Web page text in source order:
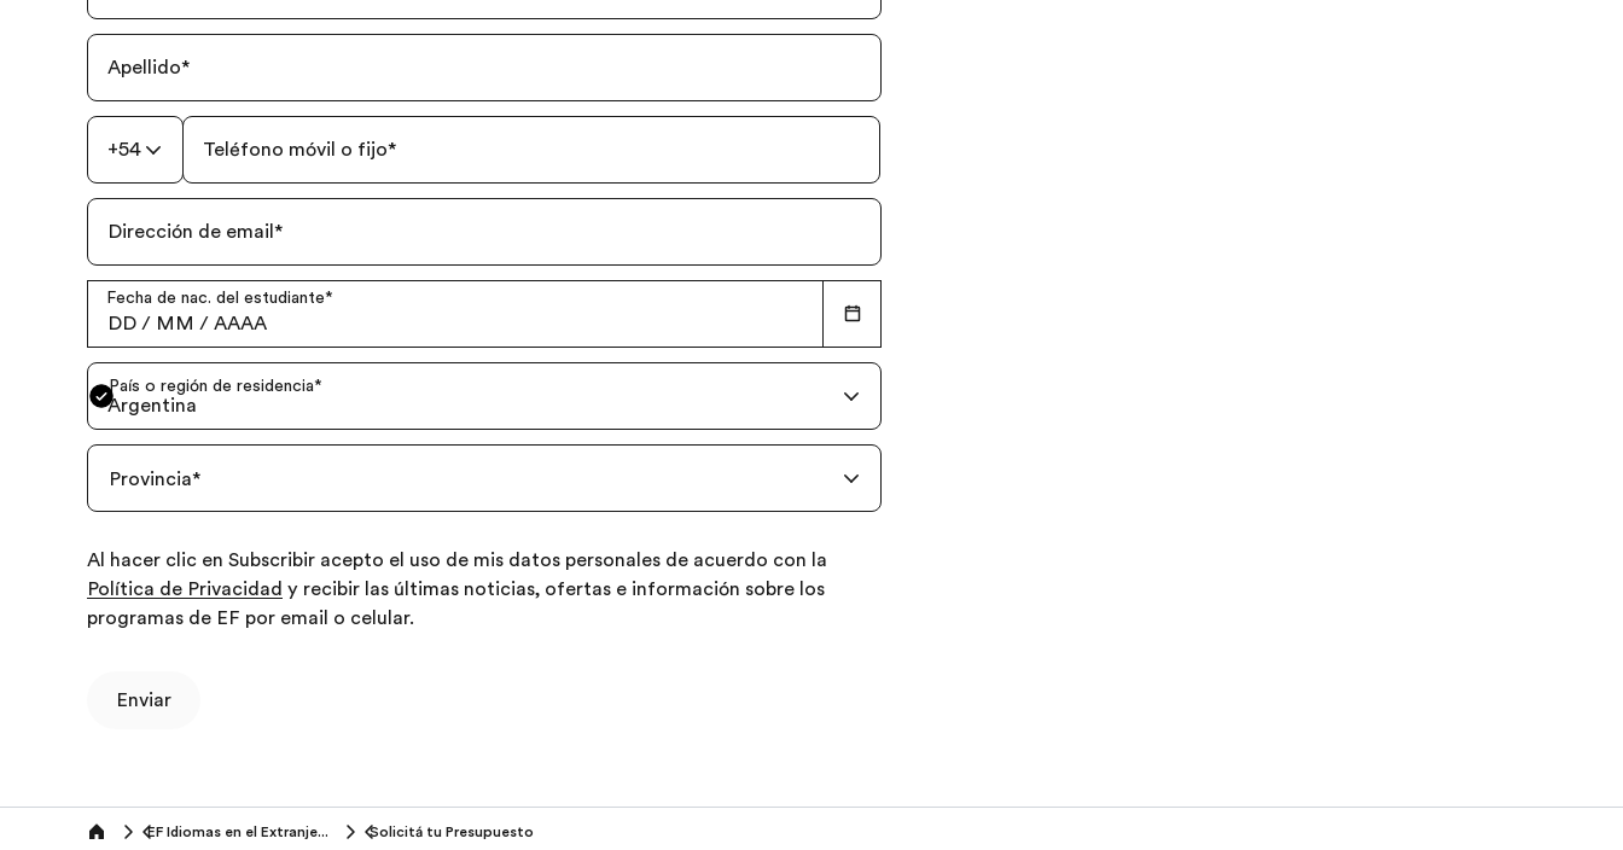
Apellido*
+54 Teléfono móvil o fijo*
Dirección de email *
Fecha de nac. del estudiante*
DD / MM / AAAA
País o región de residencia*
Argentina
Provincia*
Al hacer clic en Subscribir acepto el uso de mis datos personales de acuerdo con la
Política de Privacidad y recibir las últimas noticias, ofertas e información sobre los
programas de EF por email o celular.
Enviar
Home EF Idiomas en el Extranjero (16-18 años) Solicitá tu Presupuesto